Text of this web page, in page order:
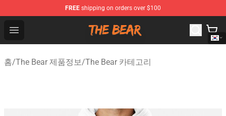
FREE shipping on orders over $100
Open menu
The Bear Shop - Official The Bear Merchandise Store
홈/The Bear 제품정보/The Bear 카테고리